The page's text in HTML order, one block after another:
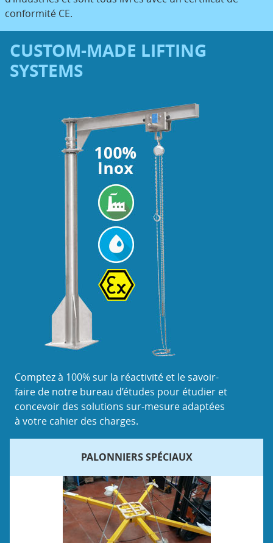
conformité CE.
CUSTOM-MADE LIFTING
SYSTEMS
Comptez à 100% sur la réactivité et le savoir-
faire de notre bureau d’études pour étudier et
concevoir des solutions sur-mesure adaptées
à votre cahier des charges.
PALONNIERS SPÉCIAUX